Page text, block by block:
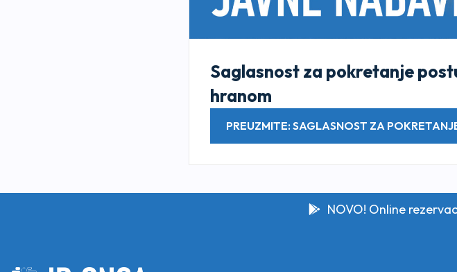
Saglasnost za pokretanje
hranom
PREUZMITE: SAGLASNOST ZA
NOVO! Online